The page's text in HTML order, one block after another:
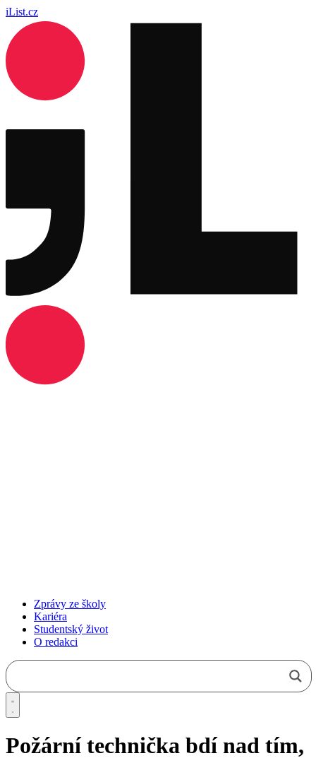
iList.cz
Zprávy ze školy
Kariéra
Studentský život
O redakci
Požární technička bdí nad tím,